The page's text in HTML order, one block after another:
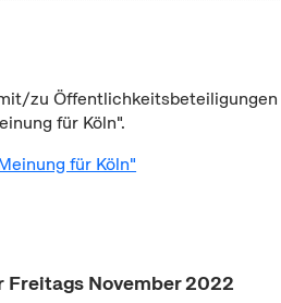
zu Öffentlichkeitsbeteiligungen
für Köln".
für Köln"
Freitags November 2022